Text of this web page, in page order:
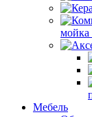
мойка
Мебель